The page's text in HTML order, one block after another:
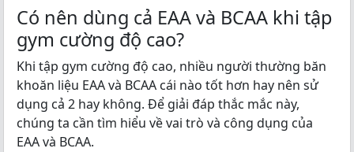
Có nên dùng cả EAA và BCAA khi tập
gym cường độ cao?
Khi tập gym cường độ cao, nhiều người thường băn
khoăn liệu EAA và BCAA cái nào tốt hơn hay nên sử
dụng cả 2 hay không. Để giải đáp thắc mắc này,
chúng ta cần tìm hiểu về vai trò và công dụng của
EAA và BCAA.